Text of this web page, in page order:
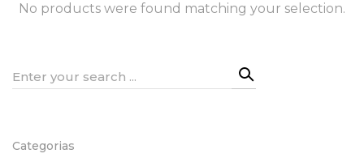
No products were found matching your selection.
Search
Categorias